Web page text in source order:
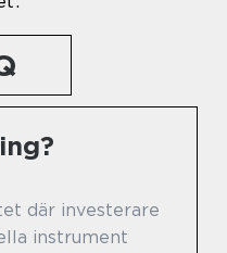
där investerare
instrument